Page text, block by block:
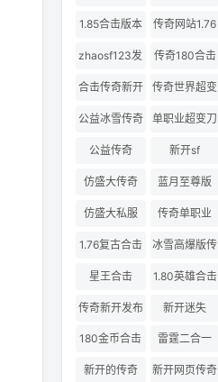
1.85合击版本 传奇网站1.76
zhaosf123发
布网
传奇180合击
合击传奇新开
服
传奇世界超变
公益冰雪传奇
单职业超变刀
刀切割
公益传奇 新开sf
仿盛大传奇 蓝月至尊版
仿盛大私服 传奇单职业
1.76复古合击
冰雪高爆版传
奇
星王合击 1.80英雄合击
传奇新开发布 新开迷失
180金币合击 雷霆二合一
新开的传奇 新开网页传奇